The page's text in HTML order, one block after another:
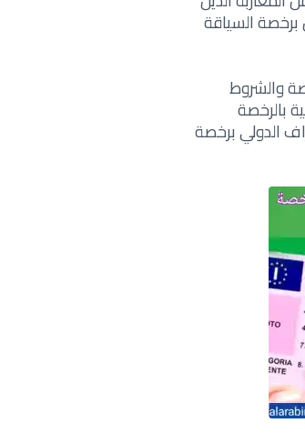
السياقة
والشروط
بالرخصة
الدولي برخصة